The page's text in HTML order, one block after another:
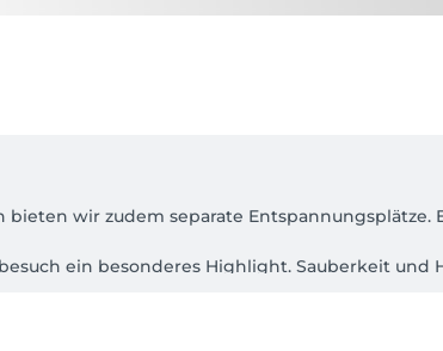
wir zudem separate Entspannungsplätze.
ein besonderes Highlight. Sauberkeit